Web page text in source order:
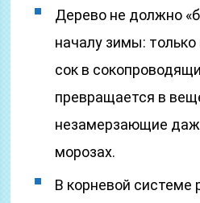
Дерево не должно
началу зимы:
сок в
превращается в
незамерзающие
морозах.
В корневой системе